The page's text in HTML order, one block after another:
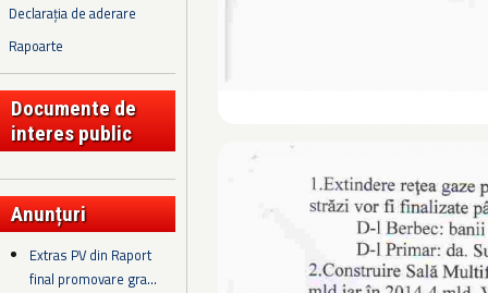
Declarația de aderare
Rapoarte
Documente de
interes public
Anunțuri
Extras PV din Raport
final promovare gra...